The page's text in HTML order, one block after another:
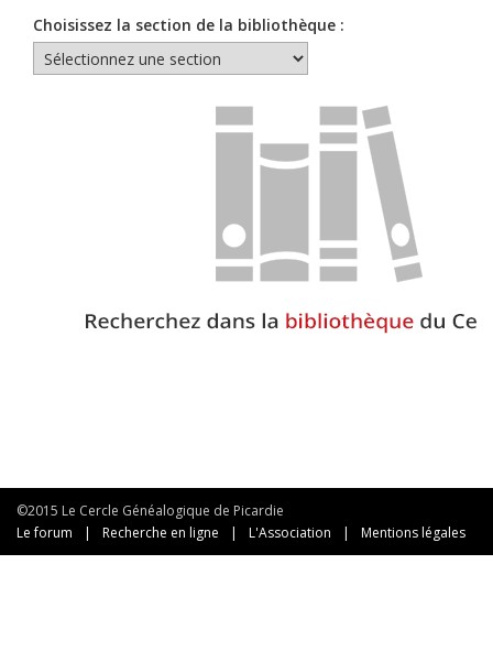
Choisissez la section de la bibliothèque :
©2015 Le Cercle Généalogique de Picardie
Le forum
| Recherche en ligne | L'Association | Mentions légales